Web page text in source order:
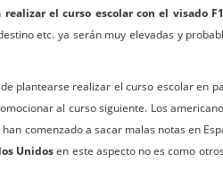
realizar el curso escolar con el visado F1
etc. ya serán muy elevadas y
plantearse realizar el curso escolar en
al curso siguiente. Los
comenzado a sacar malas notas en
Unidosen este aspecto no es como